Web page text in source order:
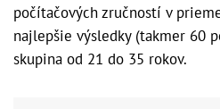
počítačových zručností v
najlepšie výsledky (takmer 60
skupina od 21 do 35 rokov.